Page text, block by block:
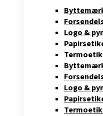
Logo &
Logo &